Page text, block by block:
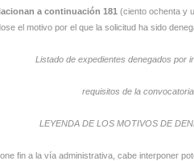
a continuación 181 (ciento ochenta y
el motivo por el que la solicitud ha sido
Listado de expedientes denegados por
requisitos de la convocatoria
LEYENDA DE LOS MOTIVOS DE
fin a la vía administrativa, cabe interponer